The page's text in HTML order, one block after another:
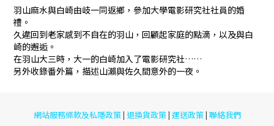
羽山麻水與白崎由岐一同返鄉，參加大學電影研究社社員的婚
禮。
久違回到老家感到不自在的羽山，回顧起家庭的點滴，以及與白
崎的邂逅。
在羽山大三時，大一的白崎加入了電影研究社……
另外收錄番外篇，描述山瀨與佐久間意外的一夜。
網站服務條款及私隱政策| 退換貨政策| 運送政策 | 聯絡我們